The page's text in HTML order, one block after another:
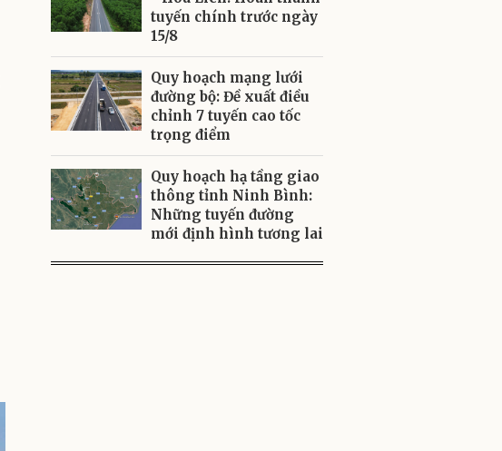
tuyến chính trước ngày
15/8
Quy hoạch mạng lưới
đường bộ: Đề xuất điều
chỉnh 7 tuyến cao tốc
trọng điểm
Quy hoạch hạ tầng giao
thông tỉnh Ninh Bình:
Những tuyến đường
mới định hình tương lai